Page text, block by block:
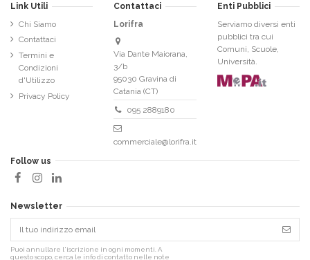
Link Utili
Chi Siamo
Contattaci
Termini e
Condizioni
d'Utilizzo
Privacy Policy
Contattaci
Lorifra
Via Dante Maiorana,
3/b
95030 Gravina di
Catania (CT)
095 2889180
commerciale@lorifra.it
Enti Pubblici
Serviamo diversi enti
pubblici tra cui
Comuni, Scuole,
Università.
Follow us
Newsletter
Puoi annullare l'iscrizione in ogni momenti. A
questo scopo, cerca le info di contatto nelle note